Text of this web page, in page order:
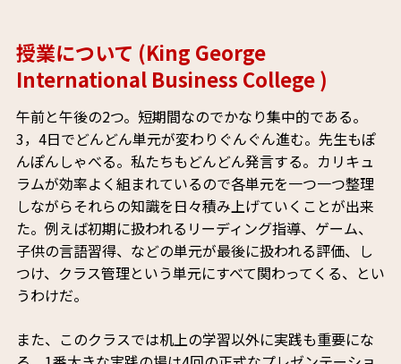
授業について (King George
International Business College )
午前と午後の2つ。短期間なのでかなり集中的である。
3，4日でどんどん単元が変わりぐんぐん進む。先生もぽ
んぽんしゃべる。私たちもどんどん発言する。カリキュ
ラムが効率よく組まれているので各単元を一つ一つ整理
しながらそれらの知識を日々積み上げていくことが出来
た。例えば初期に扱われるリーディング指導、ゲーム、
子供の言語習得、などの単元が最後に扱われる評価、し
つけ、クラス管理という単元にすべて関わってくる、とい
うわけだ。
また、このクラスでは机上の学習以外に実践も重要にな